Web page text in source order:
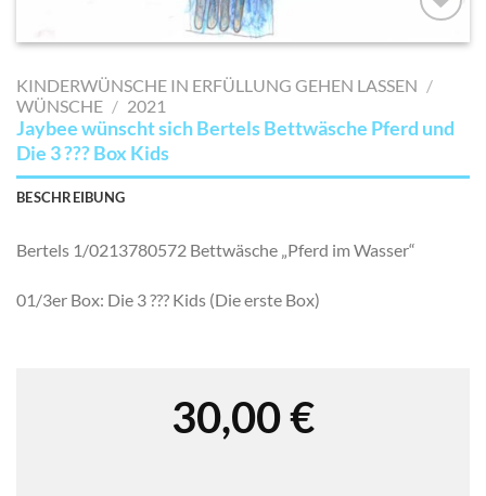
AUF MEINE
SETZEN
KINDERWÜNSCHE IN ERFÜLLUNG GEHEN LASSEN /
WÜNSCHE / 2021
Jaybee wünscht sich Bertels Bettwäsche Pferd und
Die 3 ??? Box Kids
BESCHREIBUNG
Bertels 1/0213780572 Bettwäsche „Pferd im Wasser“
01/3er Box: Die 3 ??? Kids (Die erste Box)
30,00€